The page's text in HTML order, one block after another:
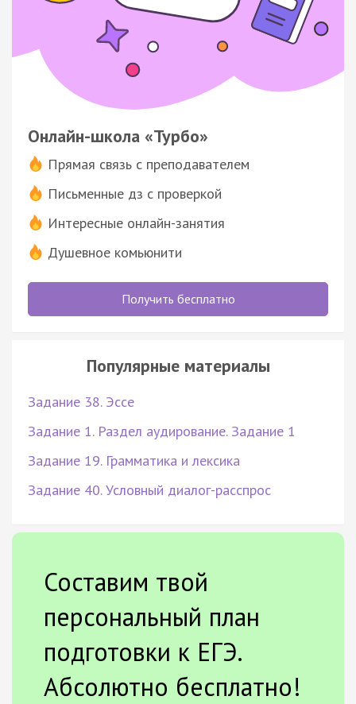
Онлайн-школа «Турбо»
Прямая связь с преподавателем
Письменные дз с проверкой
Интересные онлайн-занятия
Душевное комьюнити
Получить бесплатно
Популярные материалы
Задание 38. Эссе
Задание 1. Раздел аудирование. Задание 1
Задание 19. Грамматика и лексика
Задание 40. Условный диалог-расспрос
Составим твой
персональный план
подготовки к ЕГЭ.
Абсолютно бесплатно!